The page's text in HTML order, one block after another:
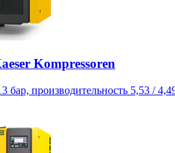
Kompressoren
бар, производительность 5,53 /